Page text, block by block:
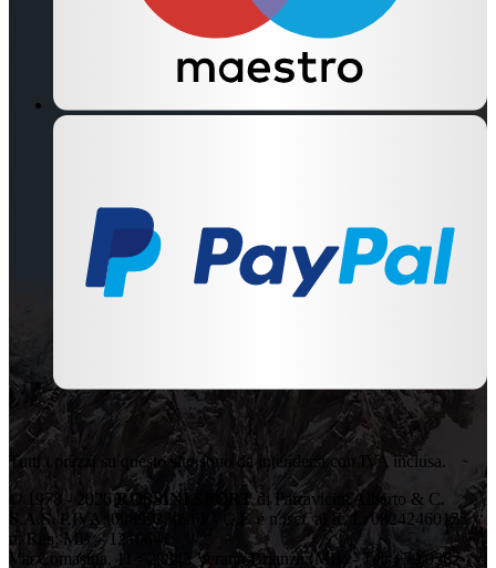
Tutti i prezzi su questo sito sono da intendersi con IVA inclusa.
© 1978 - 2026ROSSINI SPORT di Parravicini Alberto & C.
S.A.S. P.IVA: 00899350961 - C.F. e n.iscr. al R. I.: 08242460155 -
n. Rea: MB – 1210641
Via Comasina, 11 - 20843 Verano Brianza (MB) - Tel: +39 0362